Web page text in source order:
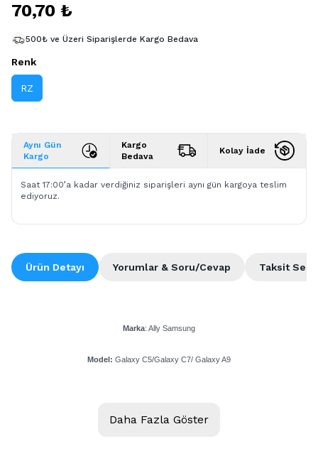
70,70 ₺
500₺ ve Üzeri Siparişlerde Kargo Bedava
Renk
RZ
Aynı Gün
Kargo
Kargo
Bedava
Kolay İade
Saat 17:00’a kadar verdiğiniz siparişleri aynı gün kargoya teslim
ediyoruz.
Ürün Detayı Taksit
Yorumlar & Soru/Cevap
Marka: Ally Samsung
Model: Galaxy C5/Galaxy C7/ Galaxy A9
Ally SM Galaxy C5/Galaxy C7/ Galaxy A9 Ön Kamera
Daha Fazla Göster